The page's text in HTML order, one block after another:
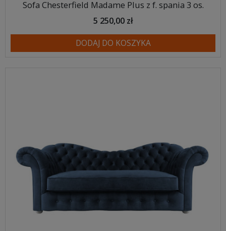
Sofa Chesterfield Madame Plus z f. spania 3 os.
5 250,00 zł
DODAJ DO KOSZYKA